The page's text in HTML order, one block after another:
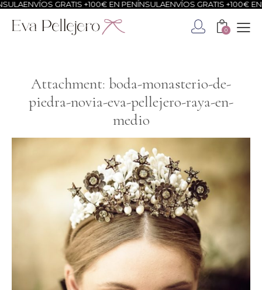
ENVÍOS GRATIS +100€ EN PENÍNSULA ENVÍOS GRATIS +100€ EN
0
Attachment: boda-monasterio-de-
piedra-novia-eva-pellejero-raya-en-
medio